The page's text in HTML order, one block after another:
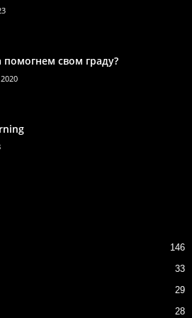
помогнем свом граду?
146
33
29
28